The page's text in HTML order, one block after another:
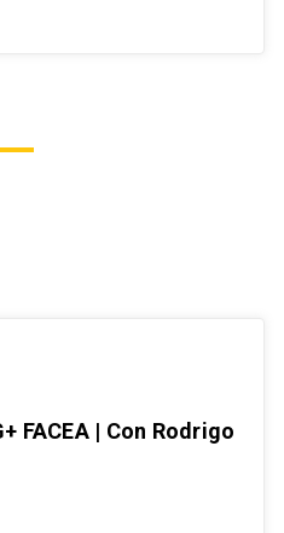
FACEA | Con Rodrigo